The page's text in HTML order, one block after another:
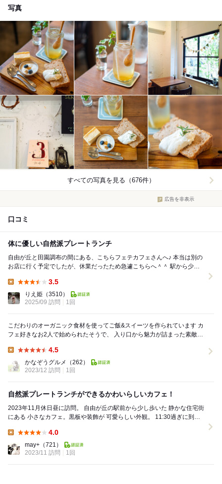
写真
すべての写真を見る（676件）
広告を非表示
口コミ
体に優しい自然派プレートランチ
自由が丘と田園調布の間にある、こちらフェテカフェさんへ♪ 本当は別の
お店に行く予定でしたが、休業だったため急遽こちらへ＾＾ 駅から少し
3.5
りえ姫 （3510）
2025/09 訪問
1回
こだわりのオーガニック食材を使ってご飯&スイーツを作られています カ
フェ好きなお2人で始められたそうで、 入り口から魅力が詰まった素敵な
4.5
かなぞうグルメ
（262）
2023/12 訪問
1回
自然派プレートランチができるかわいらしいカフェ！
2023年11月休日昼に訪問。 自由が丘の駅前から少し歩いた 静かな住宅街
にある 小さなカフェ。黒板や装飾が 可愛らしい外観。 11:30過ぎに到着
4.0
may+ （721）
2023/11 訪問
1回